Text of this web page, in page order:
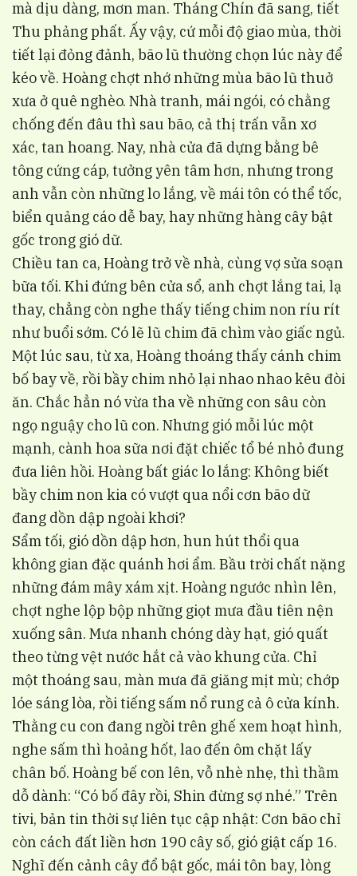
mà dịu dàng, mơn man. Tháng Chín đã sang, tiết
Thu phảng phất. Ấy vậy, cứ mỗi độ giao mùa, thời
tiết lại đỏng đảnh, bão lũ thường chọn lúc này để
kéo về. Hoàng chợt nhớ những mùa bão lũ thuở
xưa ở quê nghèo. Nhà tranh, mái ngói, có chằng
chống đến đâu thì sau bão, cả thị trấn vẫn xơ
xác, tan hoang. Nay, nhà cửa đã dựng bằng bê
tông cứng cáp, tưởng yên tâm hơn, nhưng trong
anh vẫn còn những lo lắng, về mái tôn có thể tốc,
biển quảng cáo dễ bay, hay những hàng cây bật
gốc trong gió dữ.
Chiều tan ca, Hoàng trở về nhà, cùng vợ sửa soạn
bữa tối. Khi đứng bên cửa sổ, anh chợt lắng tai, lạ
thay, chẳng còn nghe thấy tiếng chim non ríu rít
như buổi sớm. Có lẽ lũ chim đã chìm vào giấc ngủ.
Một lúc sau, từ xa, Hoàng thoáng thấy cánh chim
bố bay về, rồi bầy chim nhỏ lại nhao nhao kêu đòi
ăn. Chắc hẳn nó vừa tha về những con sâu còn
ngọ nguậy cho lũ con. Nhưng gió mỗi lúc một
mạnh, cành hoa sữa nơi đặt chiếc tổ bé nhỏ đung
đưa liên hồi. Hoàng bất giác lo lắng: Không biết
bầy chim non kia có vượt qua nổi cơn bão dữ
đang dồn dập ngoài khơi?
Sẩm tối, gió dồn dập hơn, hun hút thổi qua
không gian đặc quánh hơi ẩm. Bầu trời chất nặng
những đám mây xám xịt. Hoàng ngước nhìn lên,
chợt nghe lộp bộp những giọt mưa đầu tiên nện
xuống sân. Mưa nhanh chóng dày hạt, gió quất
theo từng vệt nước hắt cả vào khung cửa. Chỉ
một thoáng sau, màn mưa đã giăng mịt mù; chớp
lóe sáng lòa, rồi tiếng sấm nổ rung cả ô cửa kính.
Thằng cu con đang ngồi trên ghế xem hoạt hình,
nghe sấm thì hoảng hốt, lao đến ôm chặt lấy
chân bố. Hoàng bế con lên, vỗ nhè nhẹ, thì thầm
dỗ dành: “Có bố đây rồi, Shin đừng sợ nhé.” Trên
tivi, bản tin thời sự liên tục cập nhật: Cơn bão chỉ
còn cách đất liền hơn 190 cây số, gió giật cấp 16.
Nghĩ đến cảnh cây đổ bật gốc, mái tôn bay, lòng